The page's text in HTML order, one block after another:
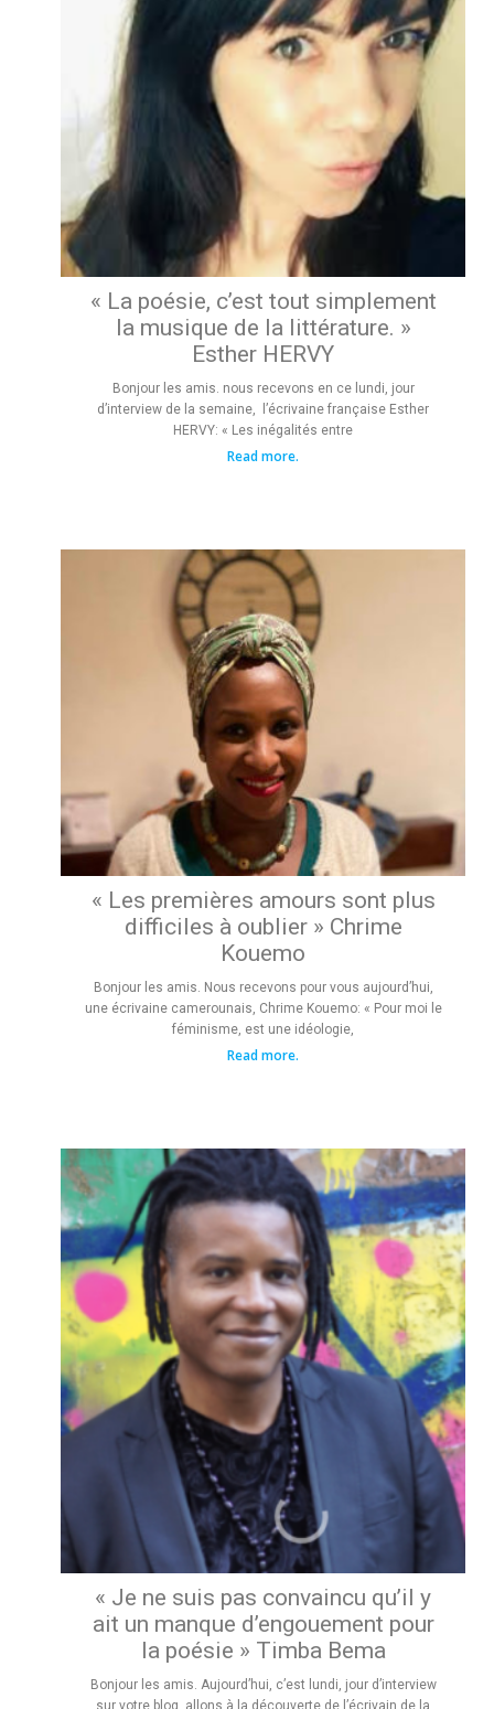
« La poésie, c’est tout simplement
la musique de la littérature. »
Esther HERVY
Bonjour les amis. nous recevons en ce lundi, jour
d’interview de la semaine, l’écrivaine française Esther
HERVY: « Les inégalités entre
Read more.
« Les premières amours sont plus
difficiles à oublier » Chrime
Kouemo
Bonjour les amis. Nous recevons pour vous aujourd’hui,
une écrivaine camerounais, Chrime Kouemo: « Pour moi le
féminisme, est une idéologie,
Read more.
« Je ne suis pas convaincu qu’il y
ait un manque d’engouement pour
la poésie » Timba Bema
Bonjour les amis. Aujourd’hui, c’est lundi, jour d’interview